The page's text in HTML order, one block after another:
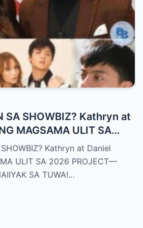
SA SHOWBIZ? Kathryn at
MAGSAMA ULIT SA
SUBAYBAY,
Kathryn at Daniel
ULIT SA 2026 PROJECT—
SA TUWA!…